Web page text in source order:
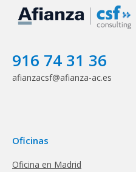
916 74 31 36
afianzacsf@afianza-ac.es
Oficinas
Oficina en Madrid